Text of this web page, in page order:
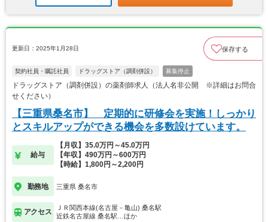
更新日：2025年1月28日 保存する
契約社員・嘱託社員 ドラッグストア（調剤併設） 募集停止
ドラッグストア（調剤併設）の薬剤師求人（法人名非公開 ※詳細はお問合
せください）
【三重県桑名市】 定期的に研修会を実施！しっかり
とスキルアップができる機会を多数設けています。
給与
【月収】35.0万円～45.0万円
【年収】490万円～600万円
【時給】1,800円～2,200円
勤務地 三重県 桑名市
アクセス
ＪＲ関西本線(名古屋－亀山) 桑名駅
近鉄名古屋線 桑名駅…ほか